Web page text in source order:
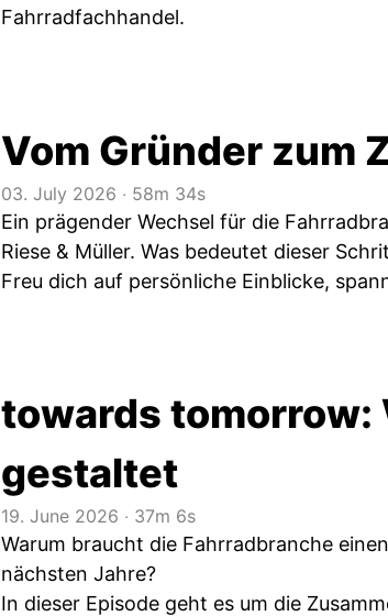
Fahrradfachhandel.
Vom Gründer zum
03. July 2026 ‧ 58m 34s
Ein prägender Wechsel für die
Riese & Müller. Was bedeutet dieser
Freu dich auf persönliche Einblicke,
towards tomorrow:
gestaltet
19. June 2026 ‧ 37m 6s
Warum braucht die Fahrradbranche
nächsten Jahre?
In dieser Episode geht es um die